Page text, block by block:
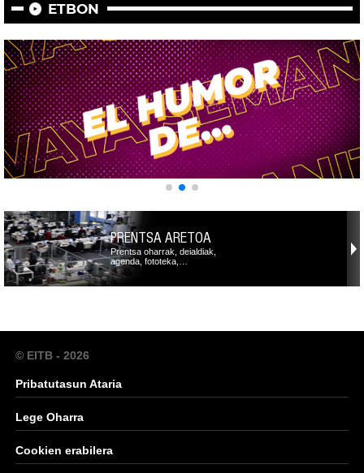
ETBON
PRENTSA ARETOA
Prentsa oharrak, deialdiak,
agenda, fototeka,…
© EITB - 2026
Pribatutasun Ataria
Lege Oharra
Cookien erabilera